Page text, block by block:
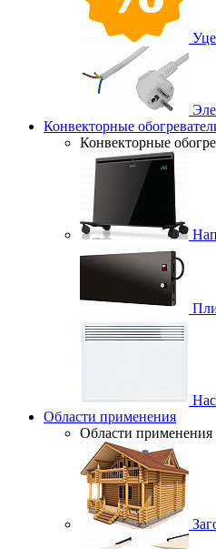
Конвекторные
Конвекторные
Области применения
Области применения